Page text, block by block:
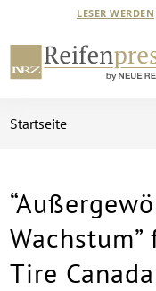
LESER WERDEN
Startseite
Tire Canada